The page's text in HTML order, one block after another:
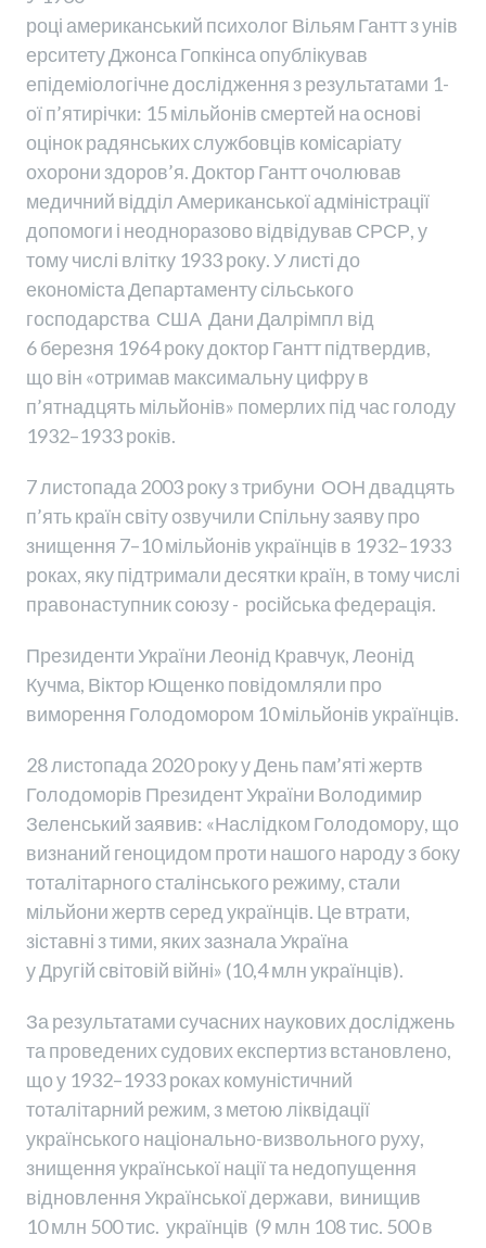
році американський психолог Вільям Гантт з унів
ерситету Джонса Гопкінса опублікував
епідеміологічне дослідження з результатами 1-
ої п’ятирічки: 15 мільйонів смертей на основі
оцінок радянських службовців комісаріату
охорони здоров’я. Доктор Гантт очолював
медичний відділ Американської адміністрації
допомоги і неодноразово відвідував СРСР, у
тому числі влітку 1933 року. У листі до
економіста Департаменту сільського
господарства США Дани Далрімпл від
6 березня 1964 року доктор Гантт підтвердив,
що він «отримав максимальну цифру в
п’ятнадцять мільйонів» померлих під час голоду
1932–1933 років.
7 листопада 2003 року з трибуни ООН двадцять
п’ять країн світу озвучили Спільну заяву про
знищення 7–10 мільйонів українців в 1932–1933
роках, яку підтримали десятки країн, в тому числі
правонаступник союзу - російська федерація.
Президенти України Леонід Кравчук, Леонід
Кучма, Віктор Ющенко повідомляли про
виморення Голодомором 10 мільйонів українців.
28 листопада 2020 року у День пам’яті жертв
Голодоморів Президент України Володимир
Зеленський заявив: «Наслідком Голодомору, що
визнаний геноцидом проти нашого народу з боку
тоталітарного сталінського режиму, стали
мільйони жертв серед українців. Це втрати,
зіставні з тими, яких зазнала Україна
у Другій світовій війні» (10,4 млн українців).
За результатами сучасних наукових досліджень
та проведених судових експертиз встановлено,
що у 1932–1933 роках комуністичний
тоталітарний режим, з метою ліквідації
українського національно-визвольного руху,
знищення української нації та недопущення
відновлення Української держави, винищив
10 млн 500 тис. українців (9 млн 108 тис. 500 в